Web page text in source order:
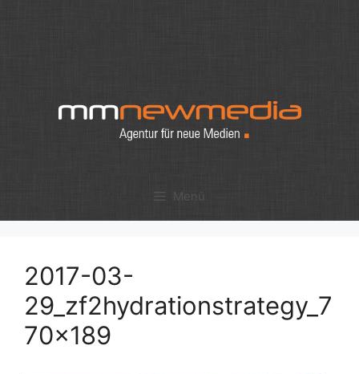
Menü
2017-03-
29_zf2hydrationstrategy_7
70x189